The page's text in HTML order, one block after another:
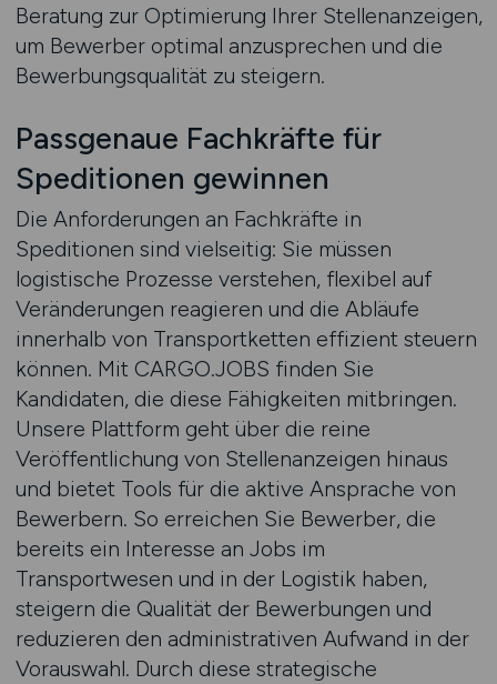
Beratung zur Optimierung Ihrer Stellenanzeigen,
um Bewerber optimal anzusprechen und die
Bewerbungsqualität zu steigern.
Passgenaue Fachkräfte für
Speditionen gewinnen
Die Anforderungen an Fachkräfte in
Speditionen sind vielseitig: Sie müssen
logistische Prozesse verstehen, flexibel auf
Veränderungen reagieren und die Abläufe
innerhalb von Transportketten effizient steuern
können. Mit CARGO.JOBS finden Sie
Kandidaten, die diese Fähigkeiten mitbringen.
Unsere Plattform geht über die reine
Veröffentlichung von Stellenanzeigen hinaus
und bietet Tools für die aktive Ansprache von
Bewerbern. So erreichen Sie Bewerber, die
bereits ein Interesse an Jobs im
Transportwesen und in der Logistik haben,
steigern die Qualität der Bewerbungen und
reduzieren den administrativen Aufwand in der
Vorauswahl. Durch diese strategische